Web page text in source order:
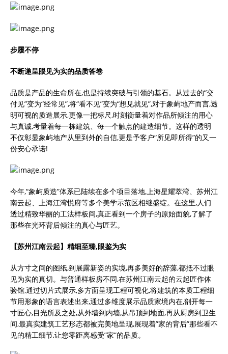
步履不停
不断递呈眼见为实的品质答卷
品质是产品的生命所在,也是持续突破与引领的基石。从过去的“交
付见”变为“经常见”,将“看不见”变为“想见就见”,对于象屿地产而言,透
明可视的质造展示,更像一把标尺,时刻衡量着对作品所倾注的用心
与真诚,考量着每一栋建筑、每一个触点的建造细节。这样的透明
不仅彰显象屿地产从里到外的自信,更是予客户“所见即所得”的又一
份安心承诺!
今年,“象屿质造”体系已陆续在多个项目落地,上海星耀萃湾、苏州江
南云起、上海江湾悦府等多个美学示范区相继盛绽。在这里,人们
透过精致华丽的工法样板间,真正看到一个房子的原始面貌,了解了
那些在光环背后倾注的真心与匠艺。
【苏州江南云起】精细至臻,眼鉴为实
从方寸之间的图纸,到展露新姿的实境,再多美好的辞藻,都抵不过眼
见为实的真切。与普通样板房不同,在苏州江南云起的云起匠作体
验馆,通过切片式展示,多方面呈现工程可视化,将建筑的本质工程细
节用形象的语言表述出来,通过多维度展示品质家境内在,剖开每一
寸匠心,目光所及之处,从外墙到内墙,从吊顶到地面,再从厨房到卫生
间,最真实建筑工艺形态都被完美地呈现,展现着”家的背后”那些看不
见的精工细节,让您零距离感受”家”的品质。